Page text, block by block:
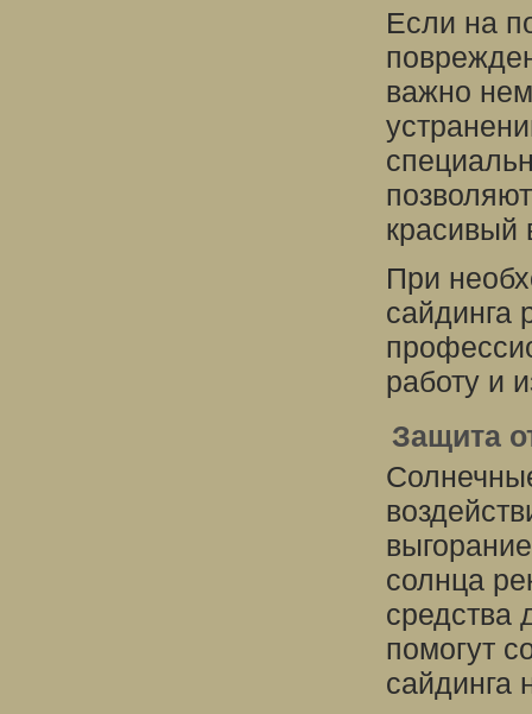
Если на
важно
красивый
При
сайдинга
работу и
Защита
солнца
средства
помогут
сайдинга